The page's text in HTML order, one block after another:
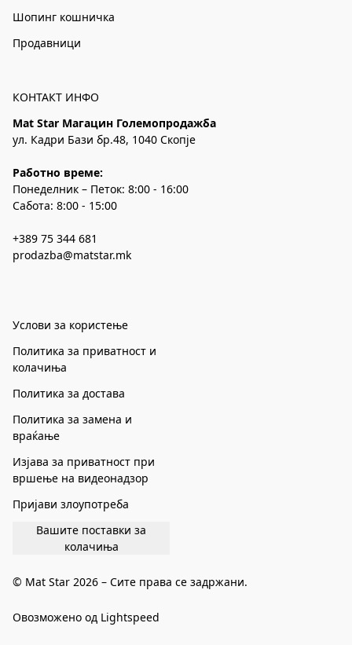
Шопинг кошничка
Продавници
КОНТАКТ ИНФО
Mat Star Магацин Големопродажба
ул. Кадри Бази бр.48, 1040 Скопје
Работно време:
Понеделник – Петок: 8:00 - 16:00
Сабота: 8:00 - 15:00
+389 75 344 681
prodazba@matstar.mk
Услови за користење
Политика за приватност и
колачиња
Политика за достава
Политика за замена и
враќање
Изјава за приватност при
вршење на видеонадзор
Пријави злоупотреба
Вашите поставки за
колачиња
© Mat Star 2026 – Сите права се задржани.
Овозможено од Lightspeed